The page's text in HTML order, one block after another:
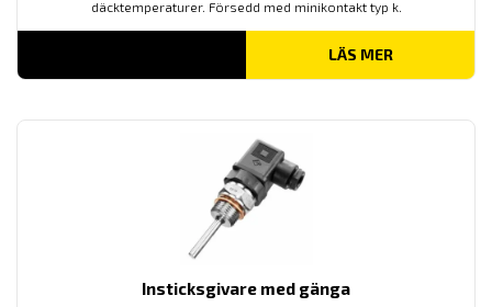
däcktemperaturer. Försedd med minikontakt typ k.
LÄS MER
Insticksgivare med gänga